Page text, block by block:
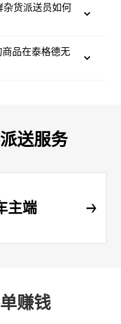
货派送员如何
品在泰格德无
送服务
主端
赚钱